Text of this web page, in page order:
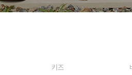
키즈